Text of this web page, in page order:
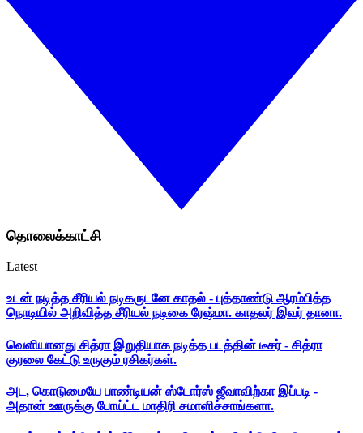
தொலைக்காட்சி
Latest
உடன் நடித்த சீரியல் நடிகருடனே காதல் - புத்தாண்டு ஆரம்பித்த
நொடியில் அறிவித்த சீரியல் நடிகை ரேஷ்மா. காதலர் இவர் தானா.
வெளியானது சித்ரா இறுதியாக நடித்த படத்தின் டீசர் - சித்ரா
குரலை கேட்டு உருகும் ரசிகர்கள்.
அட, கொடுமையே பாண்டியன் ஸ்டோர்ஸ் ஜீவாவிற்கா இப்படி -
அதான் ஊருக்கு போய்ட்ட மாதிரி சமாளிச்சாங்களா.